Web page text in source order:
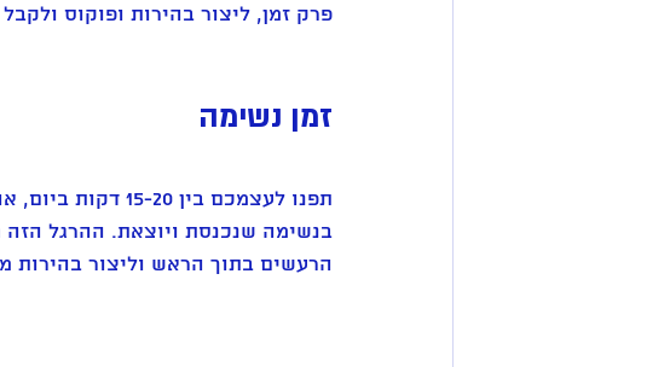
פרק זמן, ליצור בהירות ופוקוס
זמן נשימה
תפנו לעצמכם
בנשימה שנכנסת ויוצאת. ההרגל
הרעשים בתוך הראש וליצור בהירות